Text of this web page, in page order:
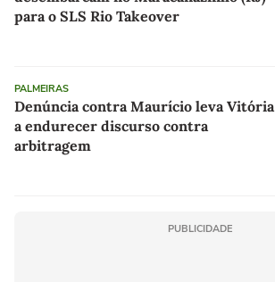
para o SLS Rio Takeover
PALMEIRAS
Denúncia contra Maurício leva Vitória
a endurecer discurso contra
arbitragem
PUBLICIDADE